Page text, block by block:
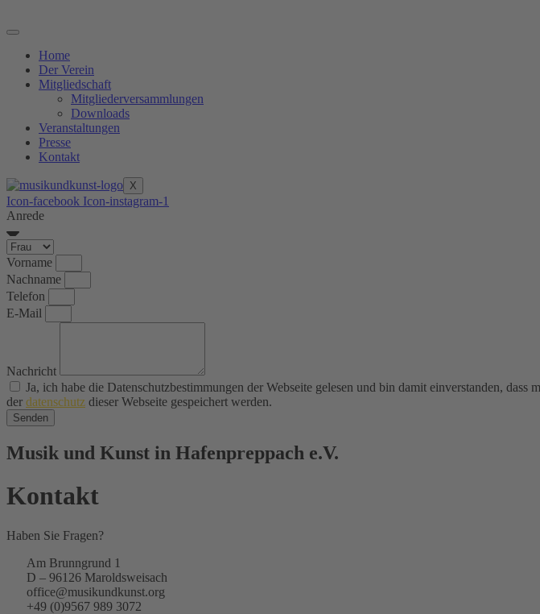
Inhalt
Home
Der Verein
Mitgliedschaft
Mitgliederversammlungen
Downloads
Veranstaltungen
Presse
Kontakt
X
Icon-facebook Icon-instagram-1
Anrede
Vorname
Nachname
Telefon
E-Mail
Nachricht
Ja, ich habe die Datenschutzbestimmungen der Webseite gelesen und bin damit einverstanden,
der datenschutz dieser Webseite gespeichert werden.
Senden
Musik und Kunst in Hafenpreppach e.V.
Kontakt
Haben Sie Fragen?
Am Brunngrund 1
D – 96126 Maroldsweisach
office@musikundkunst.org
+49 (0)9567 989 3072